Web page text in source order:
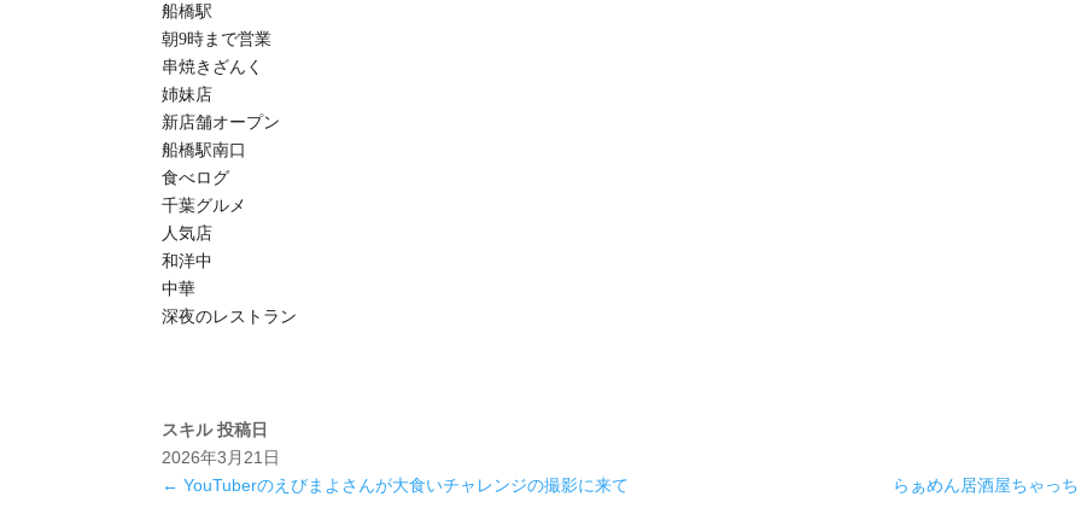
船橋駅
朝9時まで営業
串焼きざんく
姉妹店
新店舗オープン
船橋駅南口
食べログ
千葉グルメ
人気店
和洋中
中華
深夜のレストラン
スキル 投稿日
2026年3月21日
← YouTuberのえびまよさんが大食いチャレンジの撮影に来て らぁめん居酒屋ちゃっ